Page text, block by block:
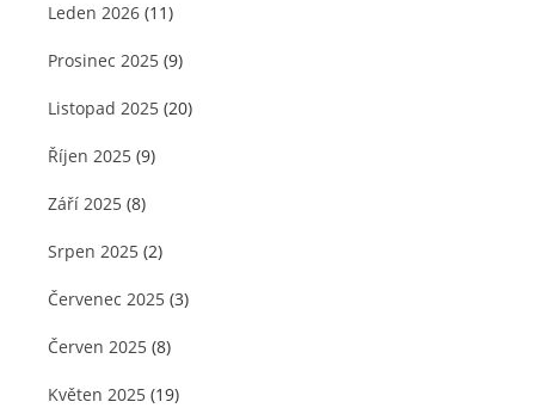
Leden 2026 (11)
Prosinec 2025 (9)
Listopad 2025 (20)
Říjen 2025 (9)
Září 2025 (8)
Srpen 2025 (2)
Červenec 2025 (3)
Červen 2025 (8)
Květen 2025 (19)